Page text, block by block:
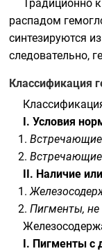
Традиционно
распадом
синтезируются
следовательно,
Классификация
I. Условия
II. Наличие
Пигменты,
I. Пигменты с